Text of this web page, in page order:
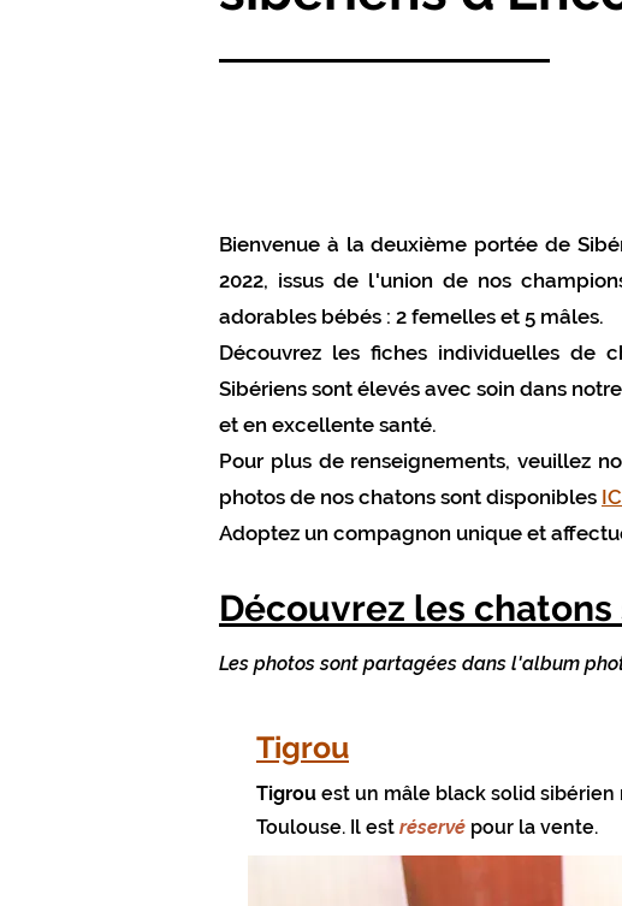
Bienvenue à la deuxième portée de
2022, issus de l'union de nos
adorables bébés : 2 femelles et 5 mâles.
Découvrez les fiches individuelles de
Sibériens sont élevés avec soin dans
et en excellente santé.
Pour plus de renseignements, veuillez
photos de nos chatons sont disponibles
Adoptez un compagnon unique et
Découvrez les
Les photos sont partagées dans l'album
Tigrou
Tigrou est un mâle black solid sibérien
Toulouse. Il est réservé pour la vente.